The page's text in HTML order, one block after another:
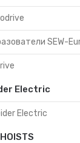
SEW-
Electric
Electric